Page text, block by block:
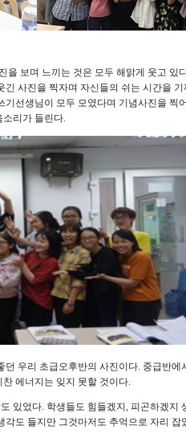
을 보며 느끼는 것은 모두 해맑게 웃고 있
긴 사진을 찍자며 자신들의 쉬는 시간을
기선생님이 모두 모였다며 기념사진을 찍
소리가 들린다.
던 우리 초급오후반의 사진이다. 중급반에
에너지는 잊지 못할 것이다.
있었다. 학생들도 힘들겠지 , 피곤하겠지
각도 들지만 그것마저도 추억으로 자리 잡